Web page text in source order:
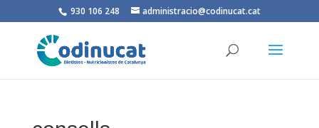
930 106 248 administracio@codinucat.cat